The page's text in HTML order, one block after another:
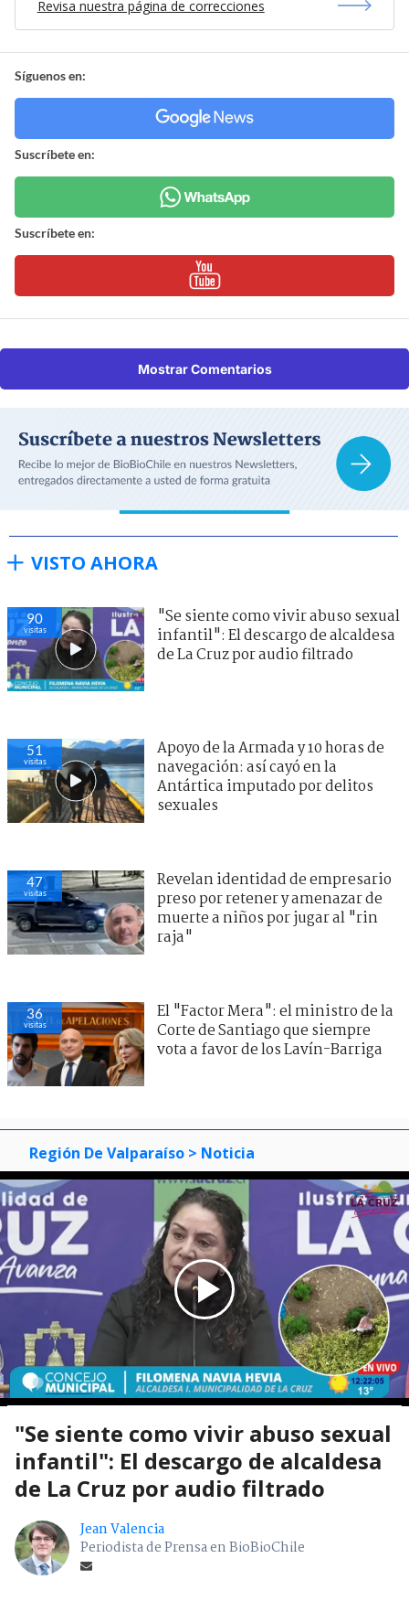
Revisa nuestra página de correcciones
Síguenos en:
Suscríbete en:
Suscríbete en:
Mostrar Comentarios
VISTO AHORA
90
visitas
"Se siente como vivir abuso sexual
infantil": El descargo de alcaldesa
de La Cruz por audio filtrado
51
visitas
Apoyo de la Armada y 10 horas de
navegación: así cayó en la
Antártica imputado por delitos
sexuales
47
visitas
Revelan identidad de empresario
preso por retener y amenazar de
muerte a niños por jugar al "rin
raja"
36
visitas
El "Factor Mera": el ministro de la
Corte de Santiago que siempre
vota a favor de los Lavín-Barriga
Región De Valparaíso > Noticia
"Se siente como vivir abuso sexual
infantil": El descargo de alcaldesa
de La Cruz por audio filtrado
Jean Valencia
Periodista de Prensa en BioBioChile